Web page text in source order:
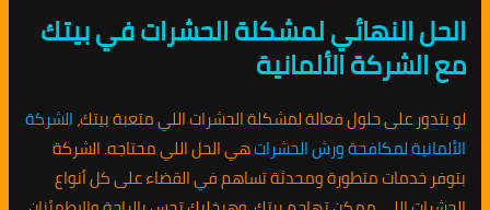
الحل النهائي لمشكلة الحشرات في بيتك
مع الشركة الألمانية
لو بتدور على حلول فعالة لمشكلة الحشرات اللي متعبة بيتك،الشركة
الألمانية لمكافحة ورش الحشراتهي الحل اللي محتاجه. الشركة
بتوفر خدمات متطورة ومحدثة تساهم في القضاء على كل أنواع